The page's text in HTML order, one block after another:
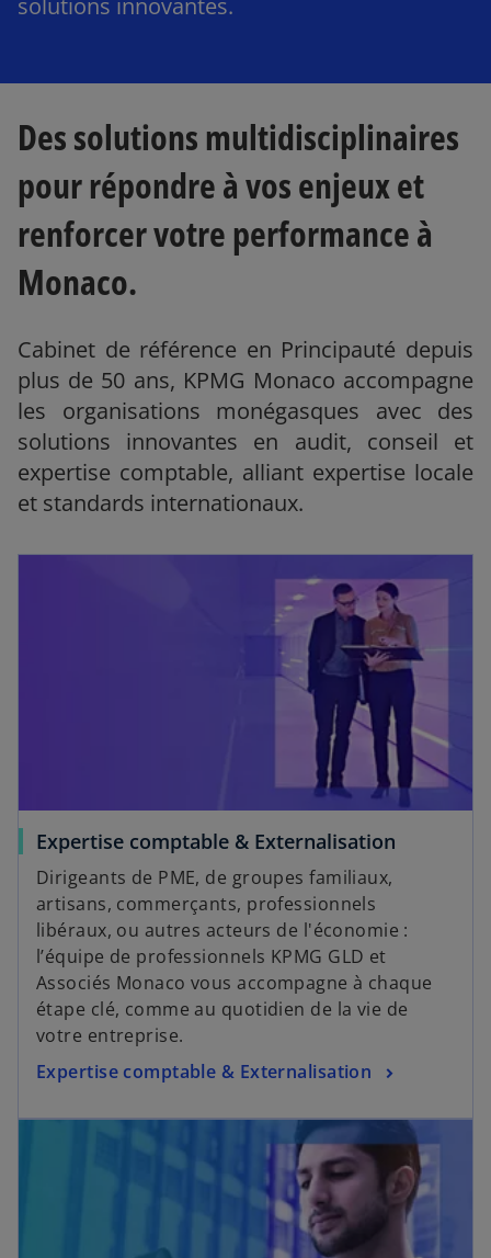
solutions innovantes.
Des solutions multidisciplinaires
pour répondre à vos enjeux et
renforcer votre performance à
Monaco.
Cabinet de référence en Principauté depuis
plus de 50 ans, KPMG Monaco accompagne
les organisations monégasques avec des
solutions innovantes en audit, conseil et
expertise comptable, alliant expertise locale
et standards internationaux.
Expertise comptable & Externalisation
Dirigeants de PME, de groupes familiaux,
artisans, commerçants, professionnels
libéraux, ou autres acteurs de l'économie :
l’équipe de professionnels KPMG GLD et
Associés Monaco vous accompagne à chaque
étape clé, comme au quotidien de la vie de
votre entreprise.
Expertise comptable & Externalisation